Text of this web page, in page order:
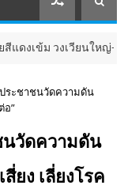
เวียนใหญ่–มหาชัย
ระชาชนวัดความดัน
อ”
วัดความดัน
ยง เลี่ยงโรค